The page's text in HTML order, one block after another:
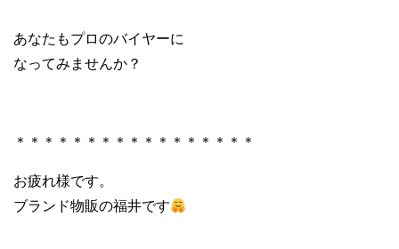
あなたもプロのバイヤーに
なってみませんか？
＊＊＊＊＊＊＊＊＊＊＊＊＊＊＊＊＊
お疲れ様です。
ブランド物販の福井です